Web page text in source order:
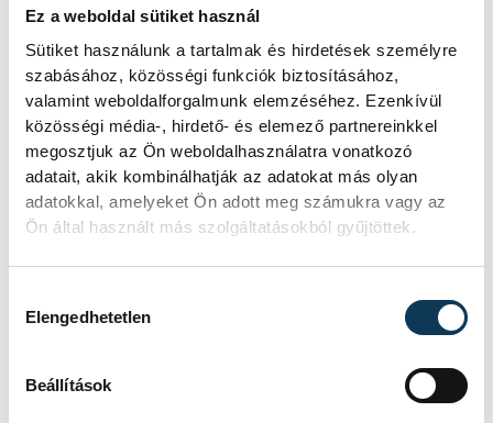
Ez a weboldal sütiket használ
Sütiket használunk a tartalmak és hirdetések személyre
szabásához, közösségi funkciók biztosításához,
valamint weboldalforgalmunk elemzéséhez. Ezenkívül
közösségi média-, hirdető- és elemező partnereinkkel
megosztjuk az Ön weboldalhasználatra vonatkozó
adatait, akik kombinálhatják az adatokat más olyan
adatokkal, amelyeket Ön adott meg számukra vagy az
Ön által használt más szolgáltatásokból gyűjtöttek.
Elengedhetetlen
Beállítások
szerepel még egy vármegyei
intézmény, a Kéttannyelvű Gimnázium
Balatonalmádiban.
Az elöregedési index viszont a Balaton
környezetében kifejezetten rossz, azaz
öregszik a társadalom. Pontos számok
arra vonatkozóan nincsenek, hogy ez
mennyiben árthat a gazdasági
teljesítménynek, de abból a
szempontból, hogy a térség a kreatív
iparra akar építeni, semmiképpen sem
előnyös állapot.
Veszprém vármegyében Veszprém